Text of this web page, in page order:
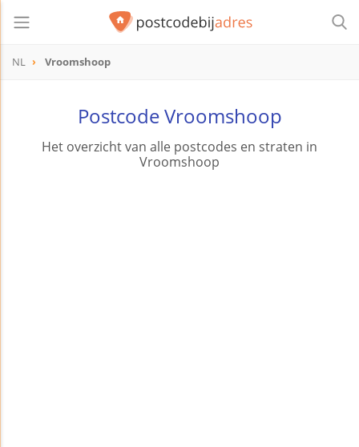
NL Vroomshoop
Postcode Vroomshoop
Het overzicht van alle postcodes en straten in
Vroomshoop